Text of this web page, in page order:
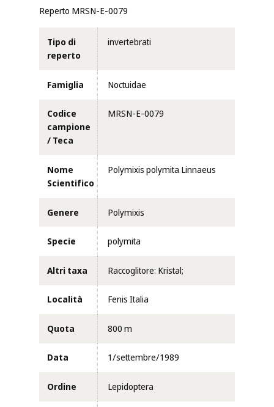
Reperto MRSN-E-0079
Tipo di
reperto
invertebrati
Famiglia Noctuidae
Codice
campione
/ Teca
MRSN-E-0079
Nome
Scientifico
Polymixis polymita Linnaeus
Genere Polymixis
Specie polymita
Altri taxa Raccoglitore: Kristal;
Località Fenis Italia
Quota 800 m
Data 1/settembre/1989
Ordine Lepidoptera